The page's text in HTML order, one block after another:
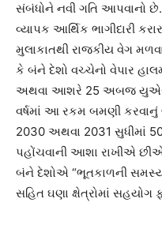
સંબંધોને નવી ગતિ આપવાનો
વ્યાપક આર્થિક ભાગીદારી
મુલાકાતથી રાજકીય વેગ
કે બંને દેશો વચ્ચેનો વેપાર
અથવા આશરે 25 અબજ યુએસ
વર્ષમાં આ રકમ બમણી
2030 અથવા 2031 સુધીમાં
પહોંચવાની આશા રાખીએ
બંને દેશોએ “ભૂતકાળની
સહિત ઘણા ક્ષેત્રોમાં સહયોગ